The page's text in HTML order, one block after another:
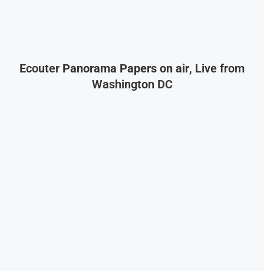
Ecouter Panorama Papers on air, Live from
Washington DC